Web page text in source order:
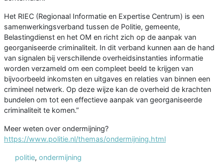
Het RIEC (Regionaal Informatie en Expertise Centrum) is een
samenwerkingsverband tussen de Politie, gemeente,
Belastingdienst en het OM en richt zich op de aanpak van
georganiseerde criminaliteit. In dit verband kunnen aan de hand
van signalen bij verschillende overheidsinstanties informatie
worden verzameld om een compleet beeld te krijgen van
bijvoorbeeld inkomsten en uitgaves en relaties van binnen een
crimineel netwerk. Op deze wijze kan de overheid de krachten
bundelen om tot een effectieve aanpak van georganiseerde
criminaliteit te komen.”
Meer weten over ondermijning?
https://www.politie.nl/themas/ondermijning.html
politie, ondermijning